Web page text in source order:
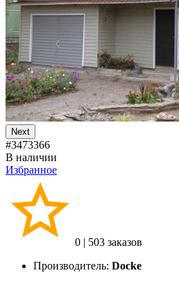
Next
#3473366
В наличии
Избранное
0 | 503 заказов
Производитель: Docke